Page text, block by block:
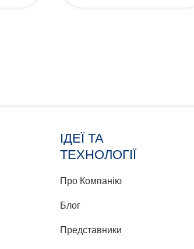
ІДЕЇ ТА
ТЕХНОЛОГІЇ
Про Компанію
Блог
Представники